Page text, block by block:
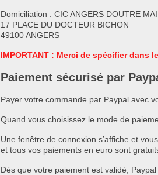
Domiciliation : CIC ANGERS DOUTRE
17 PLACE DU DOCTEUR BICHON
49100 ANGERS
IMPORTANT : Merci de spécifier dans
Paiement sécurisé par
Payer votre commande par Paypal avec
Quand vous choisissez le mode de
Une fenêtre de connexion s’affiche et
et tous vos paiements en euro sont
Dès que votre paiement est validé,